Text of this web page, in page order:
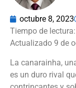
octubre 8, 2023
Actualizado 9 de
La canarainha,
es un duro rival